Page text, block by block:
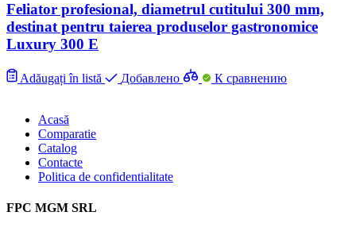
Feliator profesional, diametrul cutitului 300 mm,
destinat pentru taierea produselor gastronomice
Luxury 300 E
Adăugați în listă Добавлено К сравнению
Acasă
Comparatie
Catalog
Contacte
Politica de confidentialitate
FPC MGM SRL